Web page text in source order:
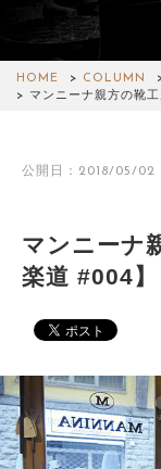
HOME COLUMN
マンニーナ親方の靴
公開日：2018/05/02
マンニーナ
楽道 #004】
WATCH
CAR&BIKE
LIFESTYLE
COLUMN
MAGAZINE